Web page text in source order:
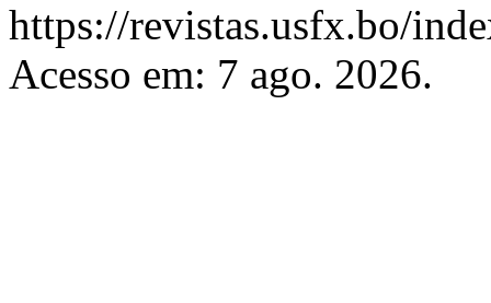
https://revistas.usfx.bo/
Acesso em: 7 ago. 2026.